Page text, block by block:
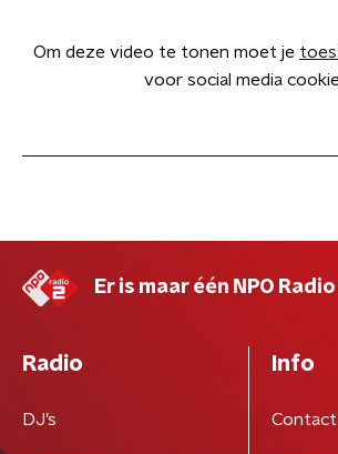
Om deze video te tonen moet je
voor social media
Er is maar één NPO Radio
Radio
DJ’s
Info
Contact